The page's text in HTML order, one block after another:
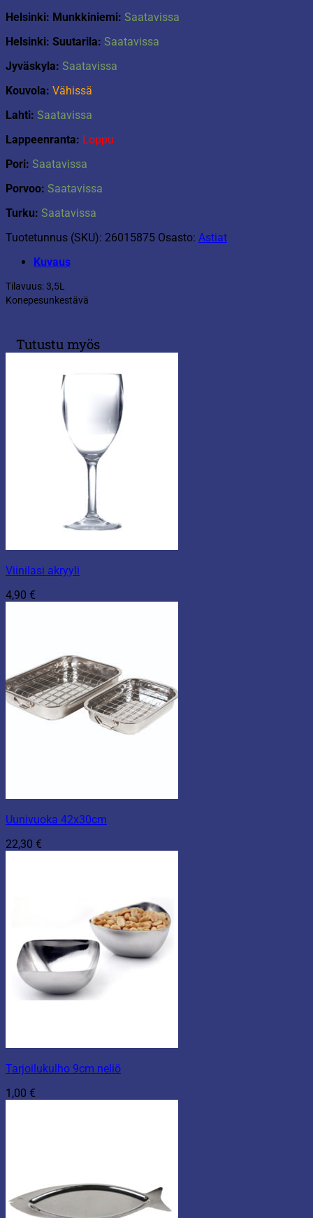
Helsinki: Munkkiniemi: Saatavissa
Helsinki: Suutarila: Saatavissa
Jyväskyla: Saatavissa
Kouvola: Vähissä
Lahti: Saatavissa
Lappeenranta: Loppu
Pori: Saatavissa
Porvoo: Saatavissa
Turku: Saatavissa
Tuotetunnus (SKU): 26015875 Osasto: Astiat
Kuvaus
Tilavuus: 3,5L
Konepesunkestävä
Tutustu myös
Viinilasi akryyli
4,90 €
Uunivuoka 42x30cm
22,30 €
Tarjoilukulho 9cm neliö
1,00 €